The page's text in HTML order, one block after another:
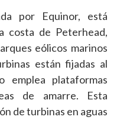
por Equinor, está
costa de Peterhead,
eólicos marinos
están fijadas al
emplea plataformas
de amarre. Esta
de turbinas en aguas